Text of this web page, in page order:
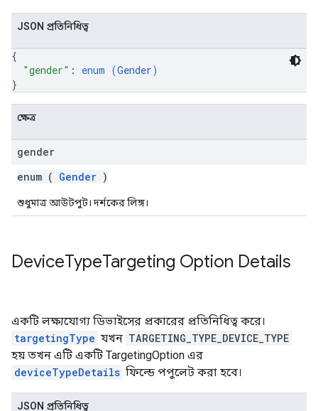
JSON প্রতিনিধিত্ব
{
"gender" : enum (Gender)
}
ক্ষেত্র
gender
enum ( Gender )
শুধুমাত্র আউটপুট। দর্শকের লিঙ্গ।
DeviceTypeTargeting Option Details
একটি লক্ষ্যযোগ্য ডিভাইসের প্রকারের প্রতিনিধিত্ব করে।
targetingType যখন TARGETING_TYPE_DEVICE_TYPE
হয় তখন এটি একটি TargetingOption এর
deviceTypeDetails ফিল্ডে পপুলেট করা হবে।
JSON প্রতিনিধিত্ব